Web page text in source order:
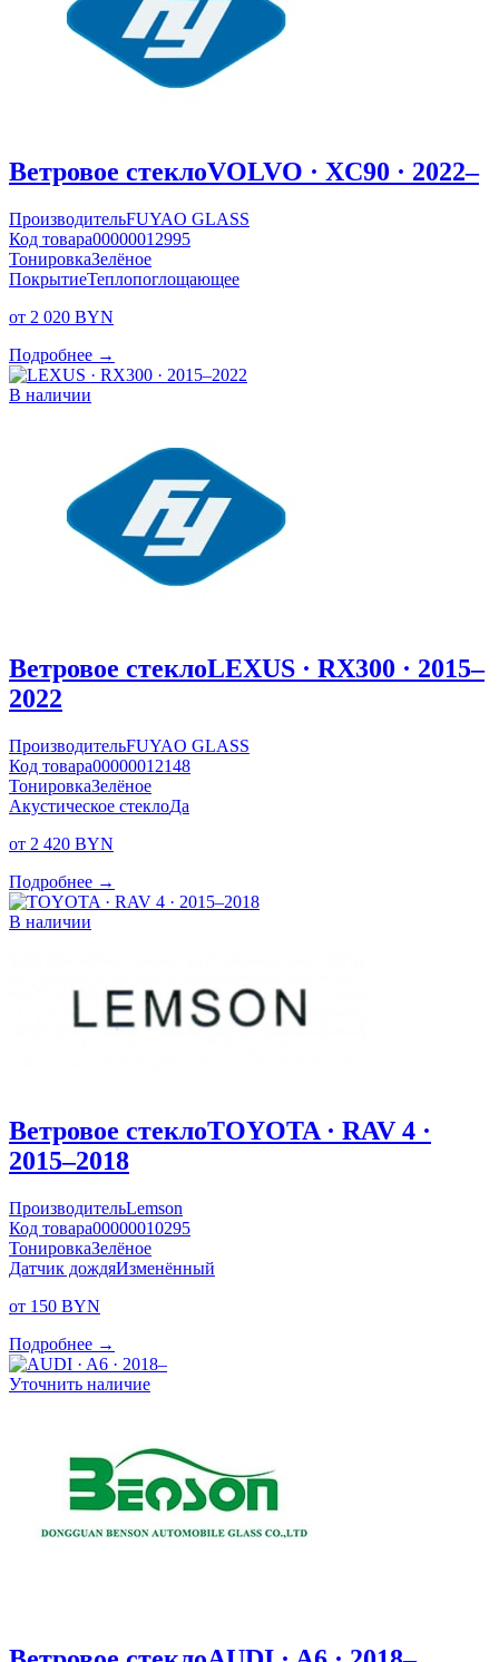
Ветровое стеклоVOLVO · XC90 · 2022–
ПроизводительFUYAO GLASS
Код товара00000012995
ТонировкаЗелёное
ПокрытиеТеплопоглощающее
от 2 020 BYN
Подробнее →
В наличии
Ветровое стеклоLEXUS · RX300 · 2015–
2022
ПроизводительFUYAO GLASS
Код товара00000012148
ТонировкаЗелёное
Акустическое стеклоДа
от 2 420 BYN
Подробнее →
В наличии
Ветровое стеклоTOYOTA · RAV 4 ·
2015–2018
ПроизводительLemson
Код товара00000010295
ТонировкаЗелёное
Датчик дождяИзменённый
от 150 BYN
Подробнее →
Уточнить наличие